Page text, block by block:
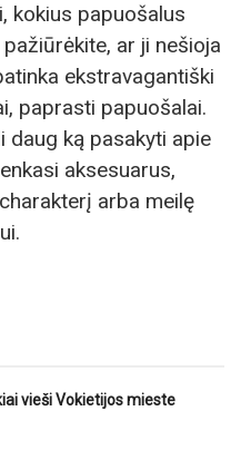
kokius papuošalus
ar ji nešioja
ekstravagantiški
paprasti papuošalai.
daug ką pasakyti apie
aksesuarus,
arba meilę
vieši Vokietijos mieste